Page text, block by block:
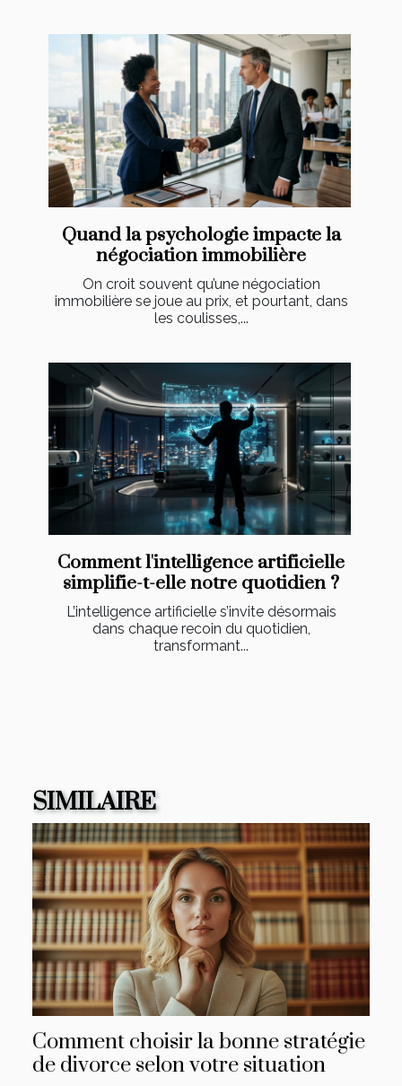
Quand la psychologie impacte la
négociation immobilière
On croit souvent qu’une négociation
immobilière se joue au prix, et pourtant, dans
les coulisses,...
Comment l'intelligence artificielle
simplifie-t-elle notre quotidien ?
L’intelligence artificielle s’invite désormais
dans chaque recoin du quotidien,
transformant...
SIMILAIRE
Comment choisir la bonne stratégie
de divorce selon votre situation